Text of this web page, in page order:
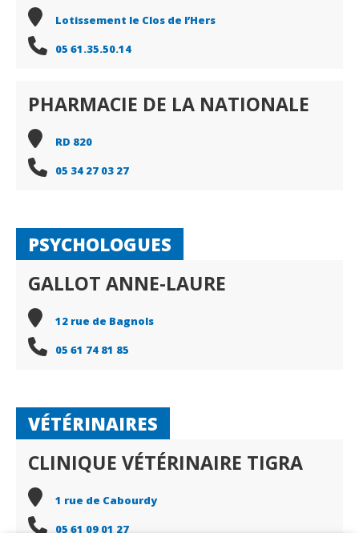
Lotissement le Clos de l’Hers
05 61.35.50.14
PHARMACIE DE LA NATIONALE
RD 820
05 34 27 03 27
PSYCHOLOGUES
GALLOT ANNE-LAURE
12 rue de Bagnols
05 61 74 81 85
VÉTÉRINAIRES
CLINIQUE VÉTÉRINAIRE TIGRA
1 rue de Cabourdy
05 61 09 01 27